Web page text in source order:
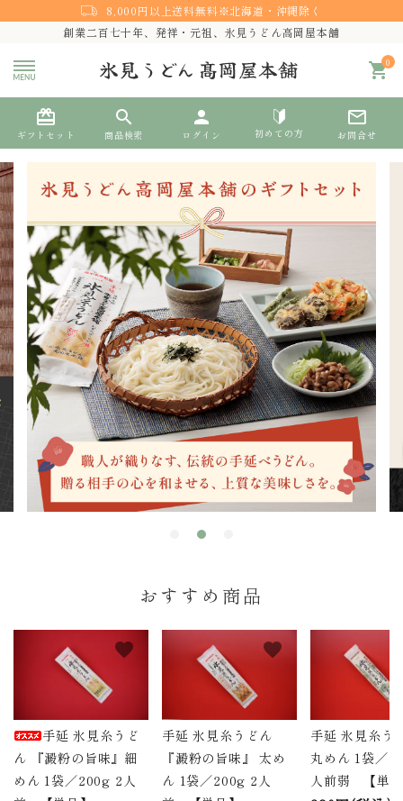
8,000円以上送料無料※北海道・沖縄除く
創業二百七十年、発祥・元祖、氷見うどん高岡屋本舗
0
shopping_cart
card_giftcard
ギフトセット
search
商品検索
person
ログイン 初めての方
mail_outline
お問合せ
search
熨斗対応
ACCOUNT MENU
ようこそ ゲスト 様
meeting_room ログイン person 新規会員登録
商品から探す
価格から探す
ご利用ガイド
特定商取引法について
お問い合わせ
ページ一覧
おすすめ商品
手延 氷見糸うど
ん 『澱粉の旨味』細
めん 1袋／200g 2人
favorite
手延 氷見糸うどん
『澱粉の旨味』 太め
ん 1袋／200g 2人
favorite
手延 氷見糸う
丸めん 1袋／
人前弱 【単